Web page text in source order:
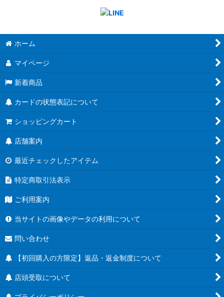
ホーム
マイページ
新着商品
カードの状態表記について
ショッピングカート
店舗案内
最近チェックしたアイテム
特定商取引法表示
ご利用案内
当サイトの画像やデータの利用について
問い合わせ
【初回購入の方限定】返品・返金制度について
店頭受取について